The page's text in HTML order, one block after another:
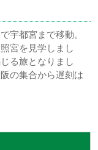
宇都宮まで移動。
宮を見学しまし
る旅となりまし
の集合から遅刻は